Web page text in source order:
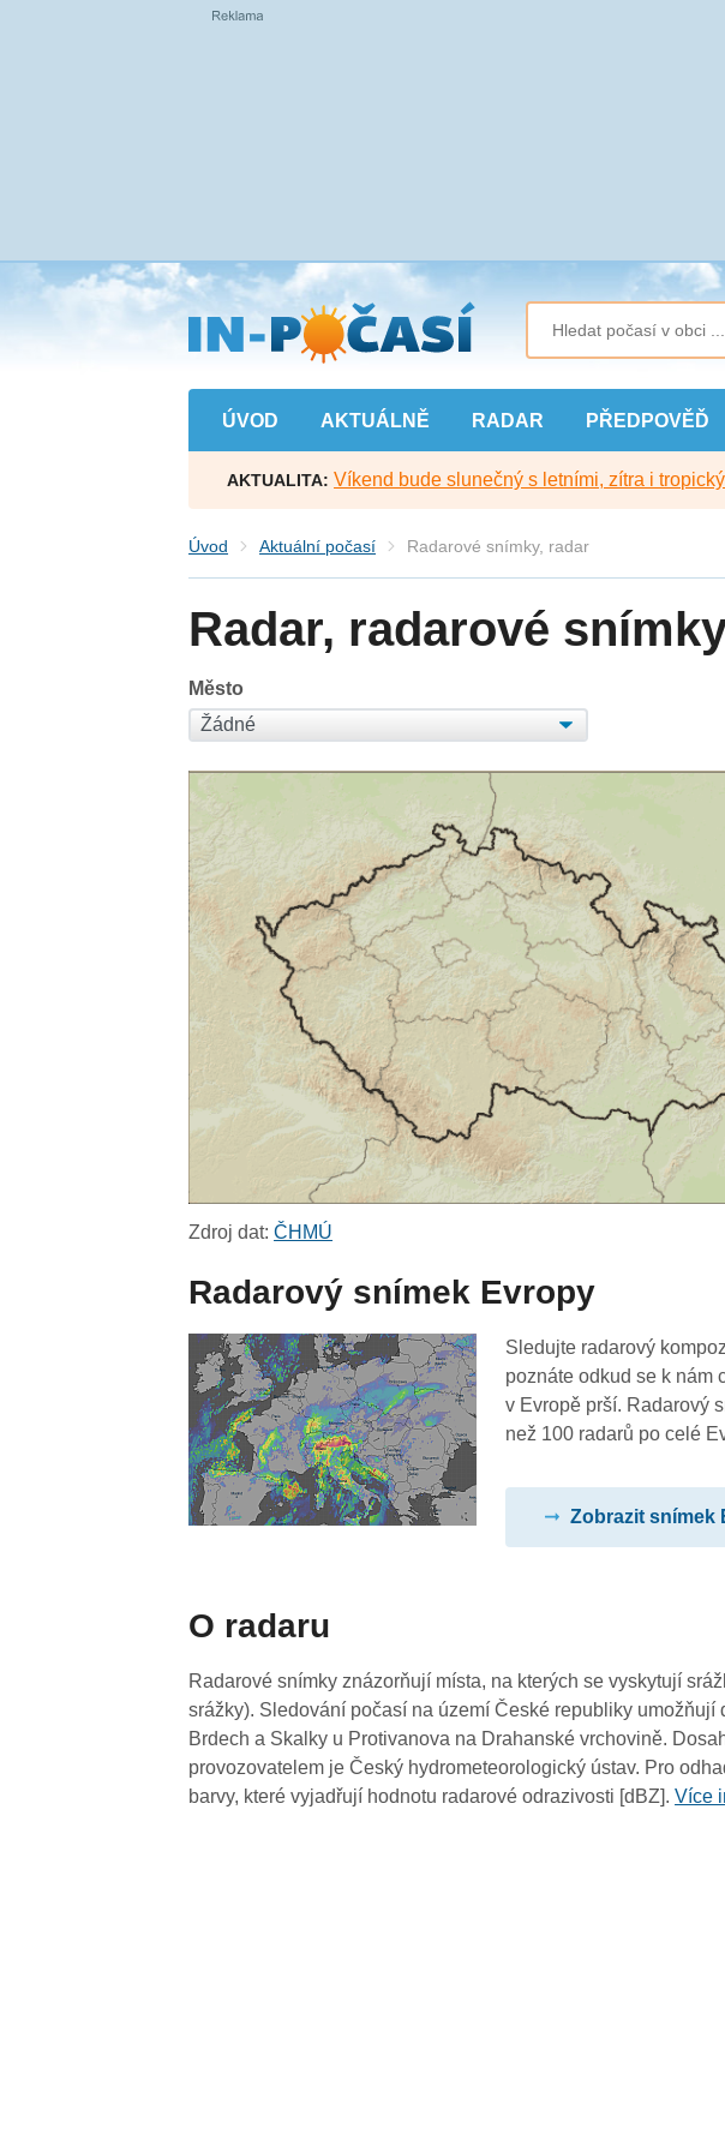
Přejít
na
hlavní
obsah
ÚVOD AKTUÁLNĚ RADAR PŘEDPOVĚĎ
AKTUALITA: Víkend bude slunečný s letními, zítra i
Úvod Aktuální počasí Radarové snímky, radar
Radar, radarové
Město
Zdroj dat:ČHMÚ
Radarový snímek Evropy
Sledujte radarový
poznáte odkud se k nám
v Evropě prší. Radarový
než 100 radarů po celé
Zobrazit snímek
O radaru
Radarové snímky znázorňují místa, na kterých se vyskytují
srážky). Sledování počasí na území České republiky umožňují
Brdech a Skalky u Protivanova na Drahanské vrchovině.
provozovatelem je Český hydrometeorologický ústav. Pro
barvy, které vyjadřují hodnotu radarové odrazivosti [dBZ].Více